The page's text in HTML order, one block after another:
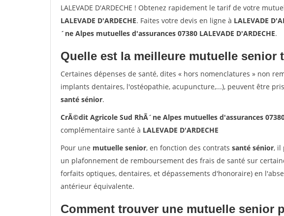
LALEVADE D'ARDECHE ! Obtenez rapidement le tarif de votre
LALEVADE D'ARDECHE. Faites votre devis en ligne à LALEVADE
´ne Alpes mutuelles d'assurances 07380 LALEVADE D'ARDECHE.
Quelle est la meilleure mutuelle senior
Certaines dépenses de santé, dites « hors nomenclatures » non
implants dentaires, l'ostéopathie, acupuncture,...), peuvent être
santé sénior.
CrÃ©dit Agricole Sud RhÃ´ne Alpes mutuelles d'assurances 07380
complémentaire santé à LALEVADE D'ARDECHE
Pour une mutuelle senior, en fonction des contrats santé sénior, il
un plafonnement de remboursement des frais de santé sur
forfaits optiques, dentaires, et dépassements d'honoraire) en
antérieur équivalente.
Comment trouver une mutuelle senior